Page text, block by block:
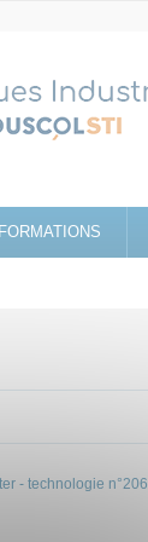
FORMATIONS
- technologie n°206